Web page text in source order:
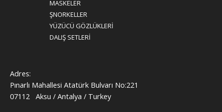
MASKELER
ŞNORKELLER
YÜZÜCÜ GÖZLÜKLERİ
DALIŞ SETLERİ
Adres:
Pınarlı Mahallesi Atatürk Bulvarı No:221
07112 Aksu / Antalya / Turkey